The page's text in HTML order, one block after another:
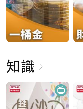
知識